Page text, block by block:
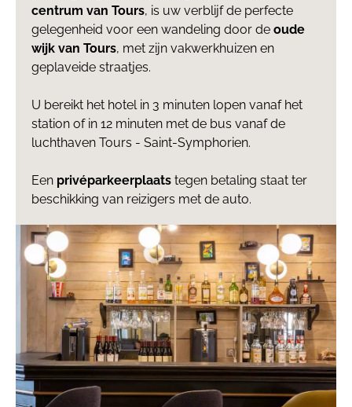
centrum van Tours, is uw verblijf de perfecte
gelegenheid voor een wandeling door de oude
wijk van Tours, met zijn vakwerkhuizen en
geplaveide straatjes.
U bereikt het hotel in 3 minuten lopen vanaf het
station of in 12 minuten met de bus vanaf de
luchthaven Tours - Saint-Symphorien.
Een privéparkeerplaats tegen betaling staat ter
beschikking van reizigers met de auto.